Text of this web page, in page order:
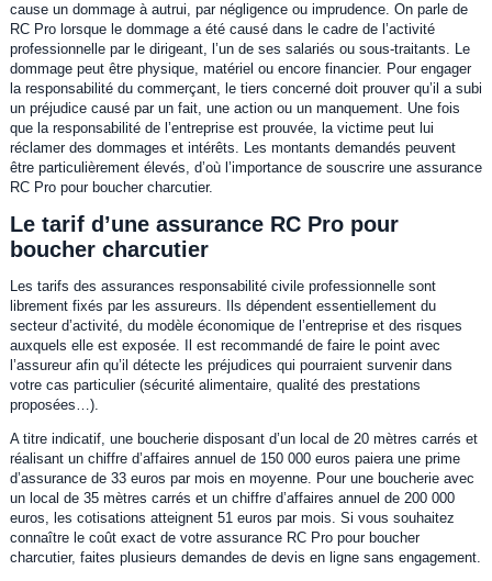
cause un dommage à autrui, par négligence ou imprudence. On parle de
RC Pro lorsque le dommage a été causé dans le cadre de l’activité
professionnelle par le dirigeant, l’un de ses salariés ou sous-traitants. Le
dommage peut être physique, matériel ou encore financier. Pour engager
la responsabilité du commerçant, le tiers concerné doit prouver qu’il a subi
un préjudice causé par un fait, une action ou un manquement. Une fois
que la responsabilité de l’entreprise est prouvée, la victime peut lui
réclamer des dommages et intérêts. Les montants demandés peuvent
être particulièrement élevés, d’où l’importance de souscrire une assurance
RC Pro pour boucher charcutier.
Le tarif d’une assurance RC Pro pour
boucher charcutier
Les tarifs des assurances responsabilité civile professionnelle sont
librement fixés par les assureurs. Ils dépendent essentiellement du
secteur d’activité, du modèle économique de l’entreprise et des risques
auxquels elle est exposée. Il est recommandé de faire le point avec
l’assureur afin qu’il détecte les préjudices qui pourraient survenir dans
votre cas particulier (sécurité alimentaire, qualité des prestations
proposées…).
A titre indicatif, une boucherie disposant d’un local de 20 mètres carrés et
réalisant un chiffre d’affaires annuel de 150 000 euros paiera une prime
d’assurance de 33 euros par mois en moyenne. Pour une boucherie avec
un local de 35 mètres carrés et un chiffre d’affaires annuel de 200 000
euros, les cotisations atteignent 51 euros par mois. Si vous souhaitez
connaître le coût exact de votre assurance RC Pro pour boucher
charcutier, faites plusieurs demandes de devis en ligne sans engagement.